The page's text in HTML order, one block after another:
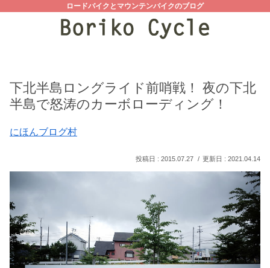
ロードバイクとマウンテンバイクのブログ
下北半島ロングライド前哨戦！ 夜の下北
半島で怒涛のカーボローディング！
にほんブログ村
2015.07.27 2021.04.14